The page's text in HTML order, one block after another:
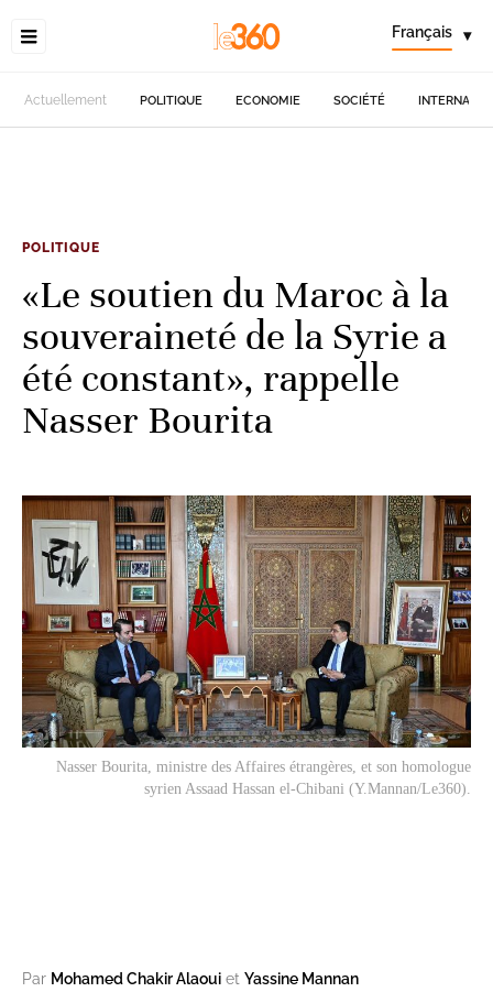
Français ▾
Actuellement POLITIQUE ECONOMIE SOCIÉTÉ
POLITIQUE
«Le soutien du Maroc à la
souveraineté de la Syrie a
été constant», rappelle
Nasser Bourita
Nasser Bourita, ministre des Affaires étrangères, et son homologue
syrien Assaad Hassan el-Chibani (Y.Mannan/Le360).
Par Mohamed Chakir Alaoui et Yassine Mannan